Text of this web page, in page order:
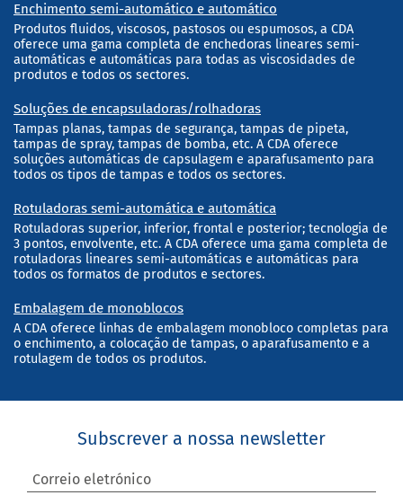
Enchimento semi-automático e automático
Produtos fluidos, viscosos, pastosos ou espumosos, a CDA
oferece uma gama completa de enchedoras lineares semi-
automáticas e automáticas para todas as viscosidades de
produtos e todos os sectores.
Soluções de encapsuladoras/rolhadoras
Tampas planas, tampas de segurança, tampas de pipeta,
tampas de spray, tampas de bomba, etc. A CDA oferece
soluções automáticas de capsulagem e aparafusamento para
todos os tipos de tampas e todos os sectores.
Rotuladoras semi-automática e automática
Rotuladoras superior, inferior, frontal e posterior; tecnologia de
3 pontos, envolvente, etc. A CDA oferece uma gama completa de
rotuladoras lineares semi-automáticas e automáticas para
todos os formatos de produtos e sectores.
Embalagem de monoblocos
A CDA oferece linhas de embalagem monobloco completas para
o enchimento, a colocação de tampas, o aparafusamento e a
rotulagem de todos os produtos.
Subscrever a nossa newsletter
Correio eletrónico